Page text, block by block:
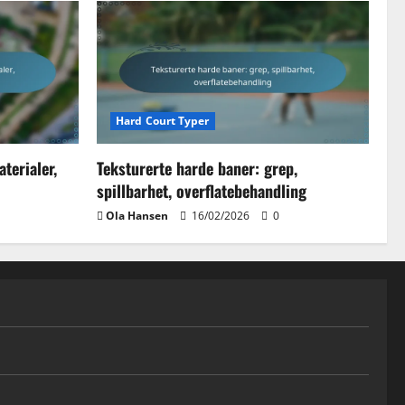
Hard Court Typer
Teksturerte harde baner: grep,
spillbarhet, overflatebehandling
Ola Hansen 16/02/2026 0